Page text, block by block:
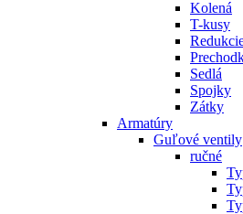
Kolená
T-kusy
Sedlá
Spojky
Zátky
Armatúry
Guľové ventily
ručné